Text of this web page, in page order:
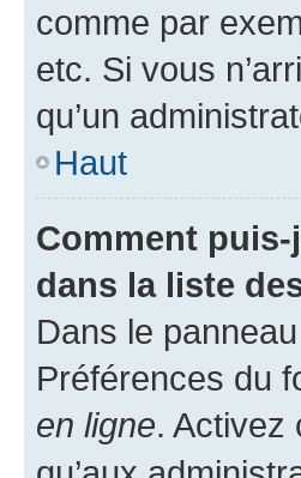
comme par
etc. Si vous
qu’un
Haut
Comment puis-
dans la liste
Dans le
Préférences du
en ligne. Activez